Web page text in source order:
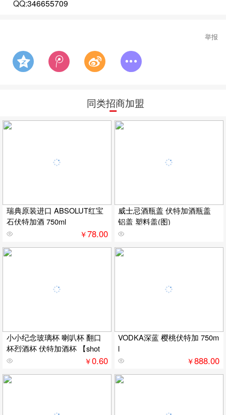
QQ:346655709
举报
同类招商加盟
瑞典原装进口 ABSOLUT红宝
石伏特加酒 750ml
￥78.00
威士忌酒瓶盖 伏特加酒瓶盖
铝盖 塑料盖(图)
小小纪念玻璃杯 喇叭杯 翻口
杯烈酒杯 伏特加酒杯 【shot
￥0.60
VODKA深蓝 樱桃伏特加 750m
l
￥888.00